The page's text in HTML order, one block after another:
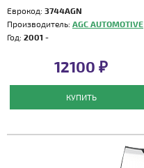
Еврокод: 3744AGN
Производитель: AGC AUTOMOTIVE
Год: 2001 -
12100 ₽
КУПИТЬ